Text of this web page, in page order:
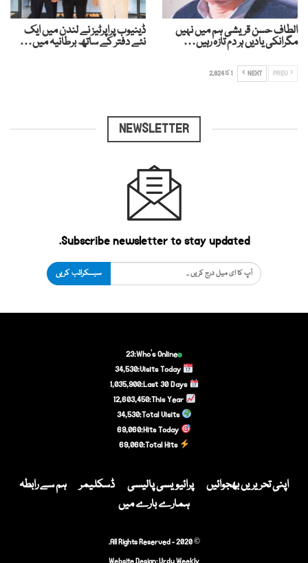
الطاف حسن قریشی ہم میں نہیں
مگرانکی یادیں ہر دم تازہ رہیں…
ڈینیوب پراپرٹیز نے لندن میں ایک
نئے دفتر کے ساتھ برطانیہ میں…
NEXT 1 کا 2,824
NEWSLETTER
Subscribe newsletter to stay updated.
سبسکرائب کریں
Who's Online:
23
Visits Today:
34,530
Last 30 Days:
1,035,900
This Year:
12,603,450
Total Visits:
34,530
Hits Today:
69,060
Total Hits:
69,060
اپنی تحریریں بھجوائیں پرائیویسی پالیسی ڈسکلیمر
ہم سے رابطہ
ہمارے بارے میں
© 2020 - All Rights Reserved.